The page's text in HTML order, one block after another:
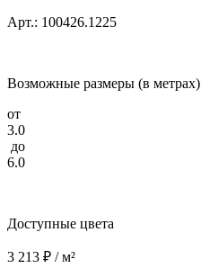
Арт.: 100426.1225
Возможные размеры (в метрах)
от
3.0
до
6.0
Доступные цвета
3 213 ₽ / м²